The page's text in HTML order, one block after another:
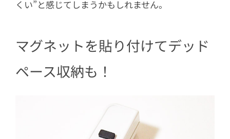
くい”と感じてしまうかもしれません。
マグネットを貼り付けてデッド
ペース収納も！